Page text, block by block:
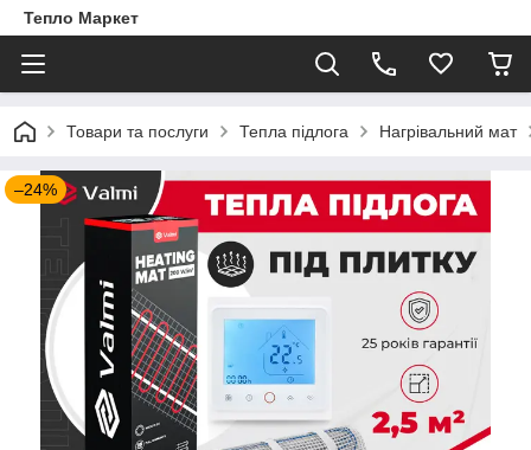
Тепло Маркет
Товари та послуги Тепла підлога Нагрівальний мат
–24%